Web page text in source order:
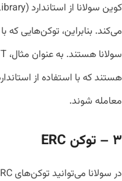
معامله شوند.
۳ – توکن‌ ERC